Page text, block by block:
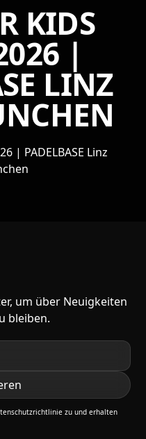
KIDS
|
LINZ
| PADELBASE Linz
um über Neuigkeiten
bleiben.
zu und erhalten